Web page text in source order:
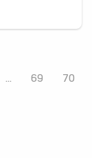
... 69 70